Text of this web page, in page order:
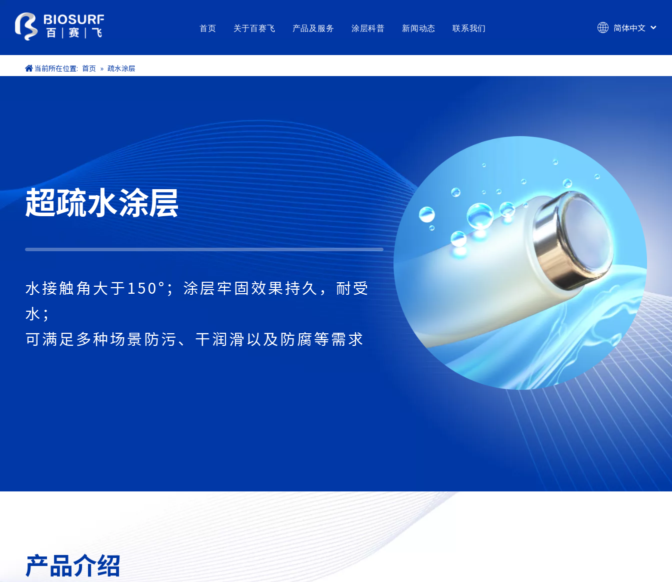
首页 关于百赛飞 产品及服务
功能涂层材料（涂液）
SurfLubri®亲水润滑涂层系列
SurfClean®抗结晶涂层
药物释放涂层
防雾涂层
疏水涂层
涂层涂覆设备
SurfLiner®浸涂型PTFE内衬管
CelFloater® 超低吸附细胞培养耗材涂层涂覆ODM服务
涂层科普 新闻动态 联系我们
简体中文
当前所在位置: 首页 » 疏水涂层
超疏水涂层
水接触角大于150°；涂层牢固效果持久，耐受
水；
可满足多种场景防污、干润滑以及防腐等需求
产品介绍